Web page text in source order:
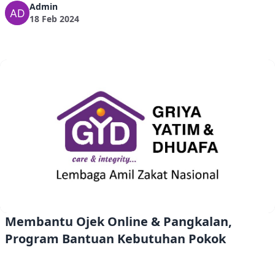
Admin
18 Feb 2024
Membantu Ojek Online & Pangkalan,
Program Bantuan Kebutuhan Pokok